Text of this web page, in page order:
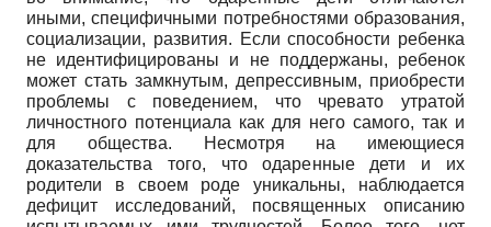
иными, специфичными потребностями образования,
социализации, развития. Если способности ребенка
не идентифицированы и не поддержаны, ребенок
может стать замкнутым, депрессивным, приобрести
проблемы с поведением, что чревато утратой
личностного потенциала как для него самого, так и
для общества. Несмотря на имеющиеся
доказательства того, что одаренные дети и их
родители в своем роде уникальны, наблюдается
дефицит исследований, посвященных описанию